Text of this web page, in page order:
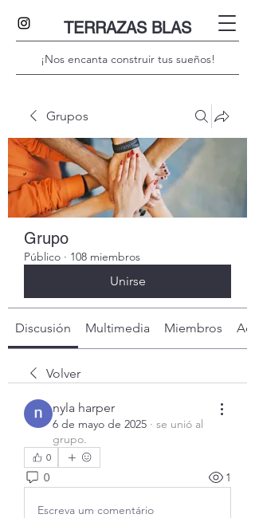
TERRAZAS BLAS
¡Nos encanta construir tus sueños!
Grupos
Grupo
Público · 108 miembros
Unirse
Discusión Multimedia Miembros
Volver
nyla harper
6 de mayo de 2025 · se unió al
grupo.
0
0 1
Escreva um comentário